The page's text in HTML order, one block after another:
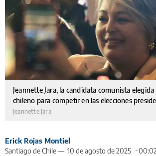
Jeannette Jara, la candidata comunista
chileno para competir en las elecciones
Jeannette Jara
Erick Rojas Montiel
Santiago de Chile — 10 de agosto de 2025